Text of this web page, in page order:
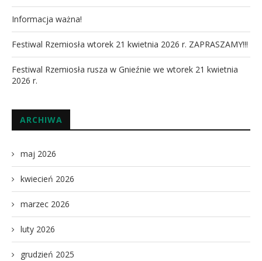
Informacja ważna!
Festiwal Rzemiosła wtorek 21 kwietnia 2026 r. ZAPRASZAMY!!!
Festiwal Rzemiosła rusza w Gnieźnie we wtorek 21 kwietnia
2026 r.
ARCHIWA
maj 2026
kwiecień 2026
marzec 2026
luty 2026
grudzień 2025